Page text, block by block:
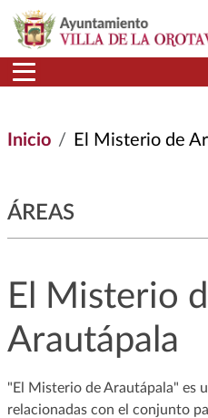
Pasar al contenido principal
Inicio El Misterio de
ÁREAS
El Misterio
Arautápala
"El Misterio de Arautápala" es
relacionadas con el conjunto